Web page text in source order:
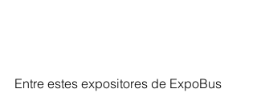
Entre estes expositores de ExpoBus